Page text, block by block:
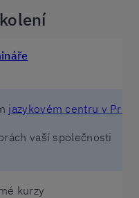
jazykovém centru v Praze
vaší společnosti
kurzy